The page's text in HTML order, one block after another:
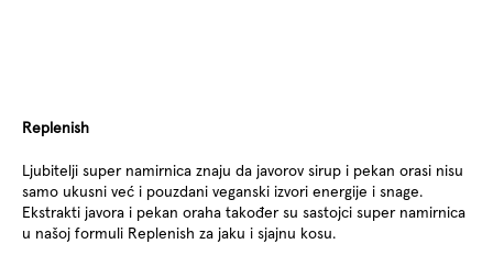
Replenish
Ljubitelji super namirnica znaju da javorov sirup i pekan orasi nisu
samo ukusni već i pouzdani veganski izvori energije i snage.
Ekstrakti javora i pekan oraha također su sastojci super namirnica
u našoj formuli Replenish za jaku i sjajnu kosu.